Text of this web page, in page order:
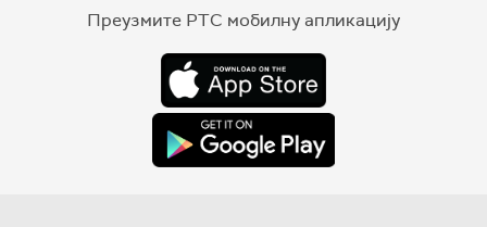
Преузмите РТС мобилну апликацију